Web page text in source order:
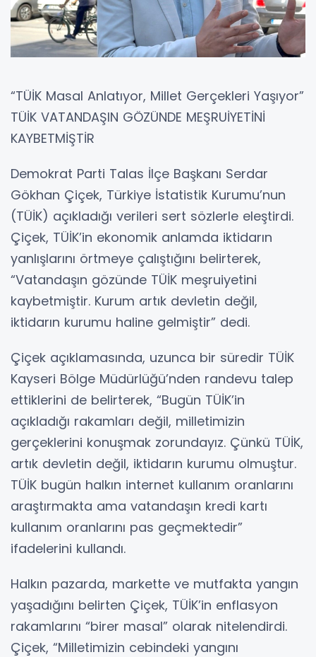
“TÜİK Masal Anlatıyor, Millet Gerçekleri Yaşıyor”
TÜİK VATANDAŞIN GÖZÜNDE MEŞRUİYETİNİ
KAYBETMİŞTİR
Demokrat Parti Talas İlçe Başkanı Serdar
Gökhan Çiçek, Türkiye İstatistik Kurumu’nun
(TÜİK) açıkladığı verileri sert sözlerle eleştirdi.
Çiçek, TÜİK’in ekonomik anlamda iktidarın
yanlışlarını örtmeye çalıştığını belirterek,
“Vatandaşın gözünde TÜİK meşruiyetini
kaybetmiştir. Kurum artık devletin değil,
iktidarın kurumu haline gelmiştir” dedi.
Çiçek açıklamasında, uzunca bir süredir TÜİK
Kayseri Bölge Müdürlüğü’nden randevu talep
ettiklerini de belirterek, “Bugün TÜİK’in
açıkladığı rakamları değil, milletimizin
gerçeklerini konuşmak zorundayız. Çünkü TÜİK,
artık devletin değil, iktidarın kurumu olmuştur.
TÜİK bugün halkın internet kullanım oranlarını
araştırmakta ama vatandaşın kredi kartı
kullanım oranlarını pas geçmektedir”
ifadelerini kullandı.
Halkın pazarda, markette ve mutfakta yangın
yaşadığını belirten Çiçek, TÜİK’in enflasyon
rakamlarını “birer masal” olarak nitelendirdi.
Çiçek, “Milletimizin cebindeki yangını